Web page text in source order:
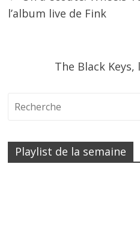
l’album live de Fink
The Black
Playlist de la semaine